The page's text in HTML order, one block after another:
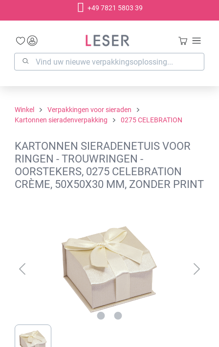
+49 7821 5803 39
Winkel
Verpakkingen voor sieraden
Kartonnen sieradenverpakking
0275 CELEBRATION
KARTONNEN SIERADENETUIS VOOR
RINGEN - TROUWRINGEN -
OORSTEKERS, 0275 CELEBRATION
CRÈME, 50X50X30 MM, ZONDER PRINT